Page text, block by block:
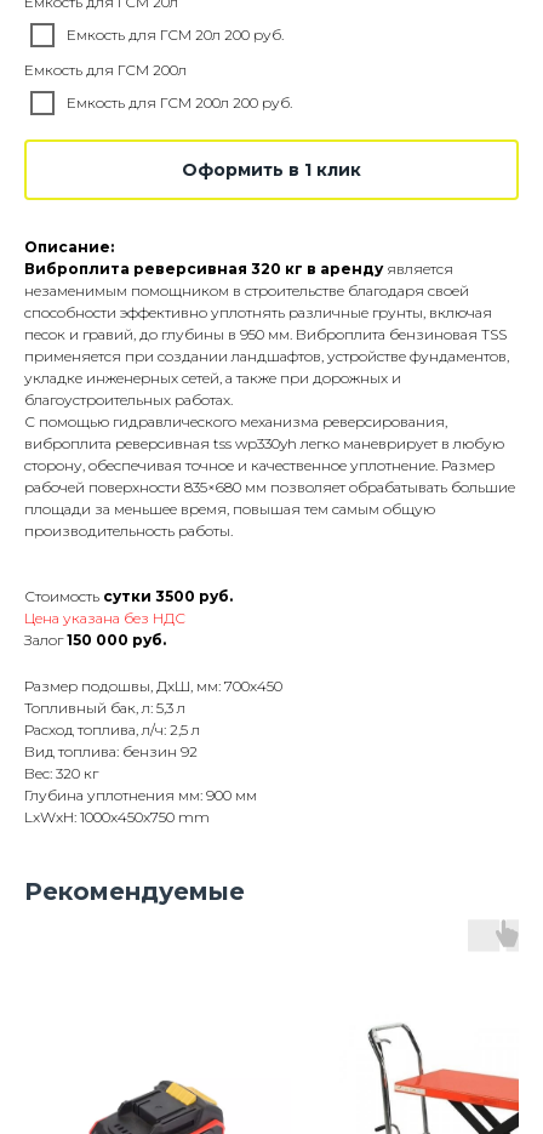
Емкость для ГСМ 20л 200 руб.
Емкость для ГСМ 200л
Емкость для ГСМ 200л 200 руб.
Оформить в 1 клик
Описание:
Виброплита реверсивная 320 кг в арендуявляется
незаменимым помощником в строительстве благодаря своей
способности эффективно уплотнять различные грунты, включая
песок и гравий, до глубины в 950 мм. Виброплита бензиновая TSS
применяется при создании ландшафтов, устройстве фундаментов,
укладке инженерных сетей, а также при дорожных и
благоустроительных работах.
С помощью гидравлического механизма реверсирования,
виброплита реверсивная tss wp330yh легко маневрирует в любую
сторону, обеспечивая точное и качественное уплотнение. Размер
рабочей поверхности 835×680 мм позволяет обрабатывать большие
площади за меньшее время, повышая тем самым общую
производительность работы.
Стоимость сутки 3500 руб.
Цена указана без НДС
Залог150 000 руб.
Размер подошвы, ДхШ, мм: 700х450
Топливный бак, л: 5,3 л
Расход топлива, л/ч: 2,5 л
Вид топлива: бензин 92
Вес: 320 кг
Глубина уплотнения мм: 900 мм
LxWxH: 1000x450x750 mm
Рекомендуемые